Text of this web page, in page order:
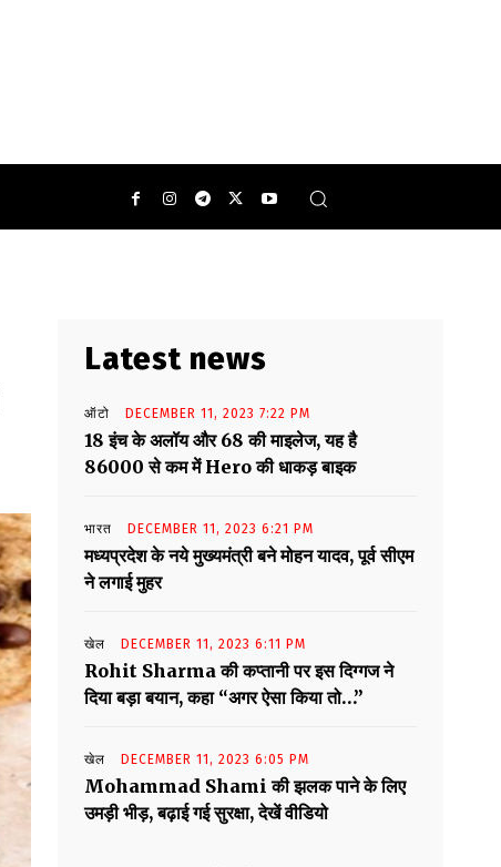
Latest news
ऑटो DECEMBER 11, 2023 7:22 PM
18 इंच के अलॉय और 68 की माइलेज, यह है
86000 से कम में Hero की धाकड़ बाइक
भारत DECEMBER 11, 2023 6:21 PM
मध्यप्रदेश के नये मुख्यमंत्री बने मोहन यादव, पूर्व सीएम
ने लगाई मुहर
खेल DECEMBER 11, 2023 6:11 PM
Rohit Sharma की कप्तानी पर इस दिग्गज ने
दिया बड़ा बयान, कहा “अगर ऐसा किया तो…”
खेल DECEMBER 11, 2023 6:05 PM
Mohammad Shami की झलक पाने के लिए
उमड़ी भीड़, बढ़ाई गई सुरक्षा, देखें वीडियो